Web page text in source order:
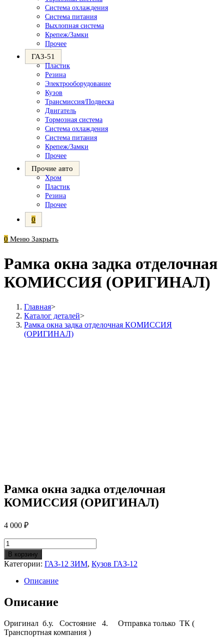
Система охлаждения
Система питания
Выхлопная система
Крепеж/Замки
Прочее
ГАЗ-51
Пластик
Резина
Электрооборудование
Кузов
Трансмиссия/Подвеска
Двигатель
Тормозная система
Система охлаждения
Система питания
Крепеж/Замки
Прочее
Прочие авто
Хром
Пластик
Резина
Прочее
0
0 Меню Закрыть
Рамка окна задка отделочная
КОМИССИЯ (ОРИГИНАЛ)
Главная>
Каталог деталей>
Рамка окна задка отделочная КОМИССИЯ
(ОРИГИНАЛ)
Рамка окна задка отделочная
КОМИССИЯ (ОРИГИНАЛ)
4 000 ₽
Количество
Рамка
окна
задка
отделочная
КОМИССИЯ
(ОРИГИНАЛ)
В корзину
Категории: ГАЗ-12 ЗИМ, Кузов ГАЗ-12
Описание
Описание
Оригинал б.у. Состояние 4. Отправка только ТК (
Транспортная компания )